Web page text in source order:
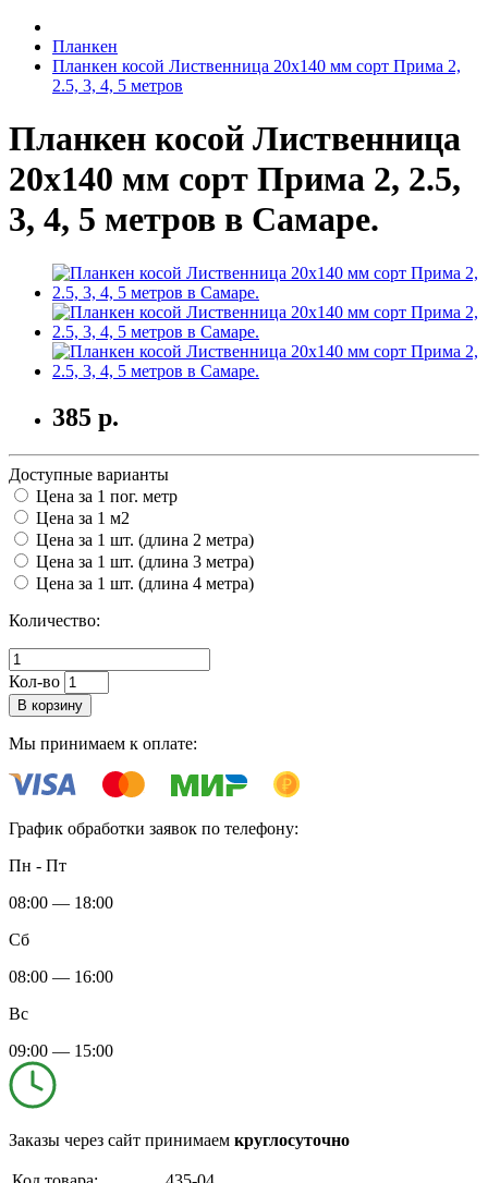
Планкен
Планкен косой Лиственница 20х140 мм сорт Прима 2,
2.5, 3, 4, 5 метров
Планкен косой Лиственница
20х140 мм сорт Прима 2, 2.5,
3, 4, 5 метров в Самаре.
385 р.
Доступные варианты
Цена за 1 пог. метр
Цена за 1 м2
Цена за 1 шт. (длина 2 метра)
Цена за 1 шт. (длина 3 метра)
Цена за 1 шт. (длина 4 метра)
Количество:
Кол-во
В корзину
Мы принимаем к оплате:
График обработки заявок по телефону:
Пн - Пт
08:00 — 18:00
Сб
08:00 — 16:00
Вс
09:00 — 15:00
Заказы через сайт принимаем круглосуточно